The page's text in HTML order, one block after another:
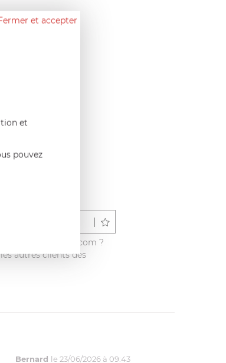
sur francisbatt.com ?
autres clients dès
Bernard le 23/06/2026 à 09:43
et accepter
et
pouvez